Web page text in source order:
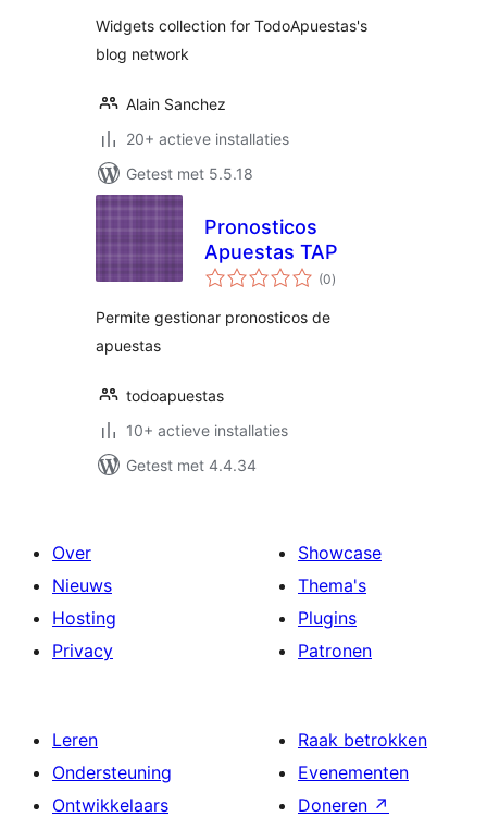
Widgets collection for TodoApuestas's
blog network
Alain Sanchez
20+ actieve installaties
Getest met 5.5.18
Pronosticos
Apuestas TAP
(0totaal
waarderingen
)
Permite gestionar pronosticos de
apuestas
todoapuestas
10+ actieve installaties
Getest met 4.4.34
Over
Nieuws
Hosting
Privacy
Showcase
Thema's
Plugins
Patronen
Leren
Ondersteuning
Ontwikkelaars
Raak betrokken
Evenementen
Doneren ↗